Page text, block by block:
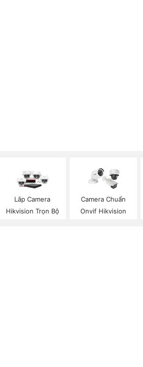
Lắp Camera
Hikvision Trọn Bộ
Camera Chuẩn
Onvif Hikvision